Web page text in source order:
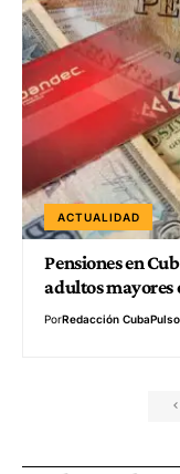
ACTUALIDAD
Pensiones en
adultos mayores
PorRedacción CubaPulso